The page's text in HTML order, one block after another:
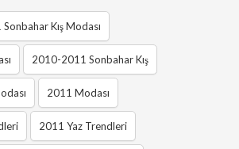
Kış Modası
2010-2011 Sonbahar Kış
2011 Modası
2011 Yaz Trendleri